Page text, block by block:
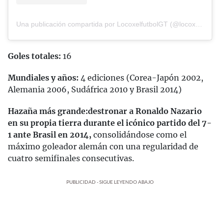
Una publicación compartida por LocoxelfutbolGT (@locoxelfutbol_gt)
Goles totales: 16
Mundiales y años: 4 ediciones (Corea-Japón 2002,
Alemania 2006, Sudáfrica 2010 y Brasil 2014)
Hazaña más grande:destronar a Ronaldo Nazario
en su propia tierra durante el icónico partido del 7-
1 ante Brasil en 2014, consolidándose como el
máximo goleador alemán con una regularidad de
cuatro semifinales consecutivas.
PUBLICIDAD - SIGUE LEYENDO ABAJO